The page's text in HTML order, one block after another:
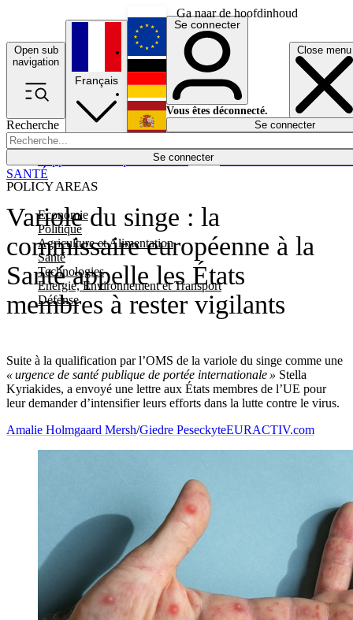
Ga naar de hoofdinhoud
Open sub
navigation
Close menu
Recherche
Se connecter
POLICY AREAS
Economie
Politique
Agriculture et Alimentation
Santé
Technologies
Energie, Environnement et Transport
Défense
Économie
Français
English
Deutsch
Español
Se connecter
Vous êtes déconnecté.
Se connecter
Variole du singe : la
commissaire européenne à la
Santé appelle les États
membres à rester vigilants
Suite à la qualification par l’OMS de la variole du singe comme une
« urgence de santé publique de portée internationale » Stella
Kyriakides, a envoyé une lettre aux États membres de l’UE pour
leur demander d’intensifier leurs efforts dans la lutte contre le virus.
SANTÉ
Amalie Holmgaard Mersh/Giedre PeseckyteEURACTIV.com